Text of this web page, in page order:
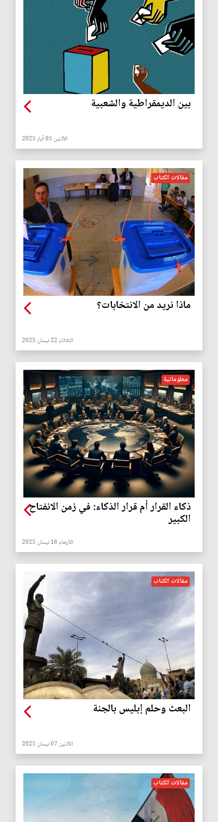
بين الديمقراطية والشعبية
الأثنين 05 آيار 2025
مقالات الكتاب
ماذا نريد من الانتخابات؟
الثلاثاء 22 نيسان 2025
معلوماتية
ذكاء القرار أم قرار الذكاء: في زمن الانفتاح
الكبير
الأربعاء 16 نيسان 2025
مقالات الكتاب
البعث وحلم إبليس بالجنة
الأثنين 07 نيسان 2025
مقالات الكتاب